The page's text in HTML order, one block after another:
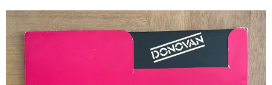
マイページ
GGについて
買取について